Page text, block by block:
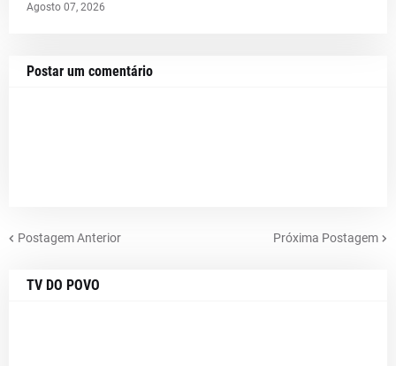
Agosto 07, 2026
Postar um comentário
Postagem Anterior Próxima Postagem
TV DO POVO